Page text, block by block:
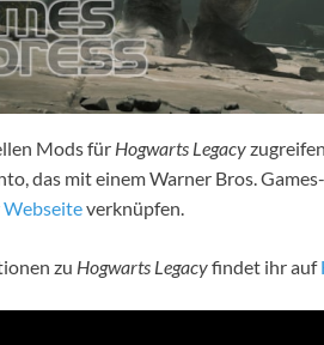
Mods für Hogwarts Legacy
das mit einem Warner Bros.
Webseiteverknüpfen.
zu Hogwarts Legacyfindet ihr auf